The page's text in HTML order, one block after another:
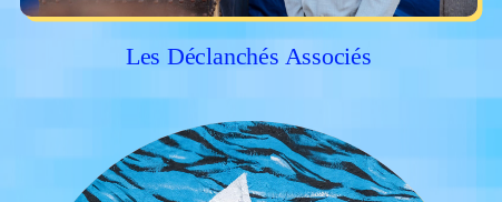
Les Déclanchés Associés